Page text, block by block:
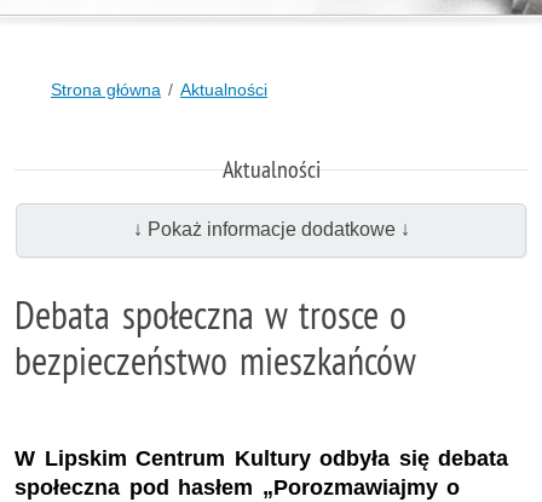
Strona główna Aktualności
Aktualności
↓ Pokaż informacje dodatkowe ↓
Debata społeczna w trosce o
bezpieczeństwo mieszkańców
W Lipskim Centrum Kultury odbyła się debata
społeczna pod hasłem „Porozmawiajmy o